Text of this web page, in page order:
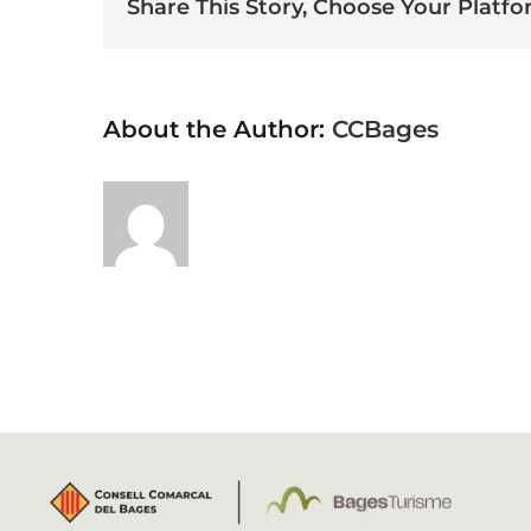
Share This Story, Choose Your
About the Author: CCBages